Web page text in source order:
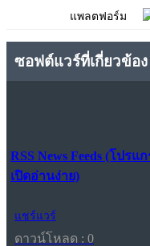
แพลตฟอร์ม
ซอฟต์แวร์ที่เกี่ยวข้อง
RSS News Feeds (โปร
เปิดอ่านง่าย)
แชร์แวร์
ดาวน์โหลด : 0